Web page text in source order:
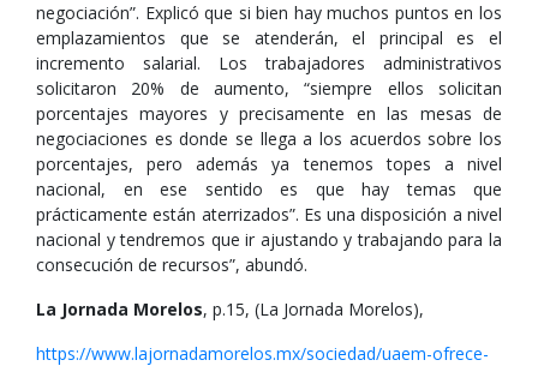
negociación”. Explicó que si bien hay muchos puntos en los
emplazamientos que se atenderán, el principal es el
incremento salarial. Los trabajadores administrativos
solicitaron 20% de aumento, “siempre ellos solicitan
porcentajes mayores y precisamente en las mesas de
negociaciones es donde se llega a los acuerdos sobre los
porcentajes, pero además ya tenemos topes a nivel
nacional, en ese sentido es que hay temas que
prácticamente están aterrizados”. Es una disposición a nivel
nacional y tendremos que ir ajustando y trabajando para la
consecución de recursos”, abundó.
La Jornada Morelos, p.15, (La Jornada Morelos),
https://www.lajornadamorelos.mx/sociedad/uaem-ofrece-